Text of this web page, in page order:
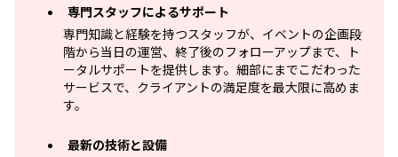
専門スタッフによるサポート
専門知識と経験を持つスタッフが、イベントの企画段
階から当日の運営、終了後のフォローアップまで、ト
ータルサポートを提供します。細部にまでこだわった
サービスで、クライアントの満足度を最大限に高めま
す。
最新の技術と設備